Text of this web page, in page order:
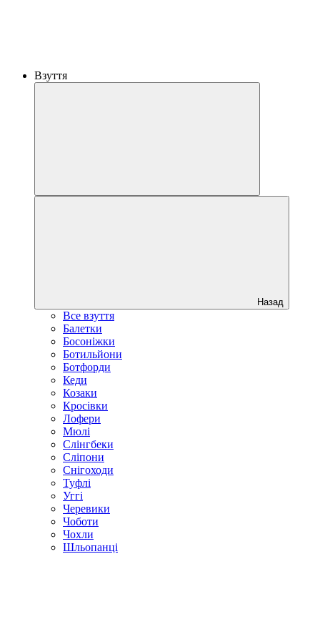
Взуття
Назад
Все взуття
Балетки
Босоніжки
Ботильйони
Ботфорди
Кеди
Козаки
Кросівки
Лофери
Мюлі
Слінгбеки
Сліпони
Снігоходи
Туфлі
Уггі
Черевики
Чоботи
Чохли
Шльопанці